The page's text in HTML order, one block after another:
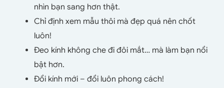
nhìn bạn sang hơn thật.
Chỉ định xem mẫu thôi mà đẹp quá nên chốt
luôn!
Đeo kính không che đi đôi mắt… mà làm bạn nổi
bật hơn.
Đổi kính mới – đổi luôn phong cách!